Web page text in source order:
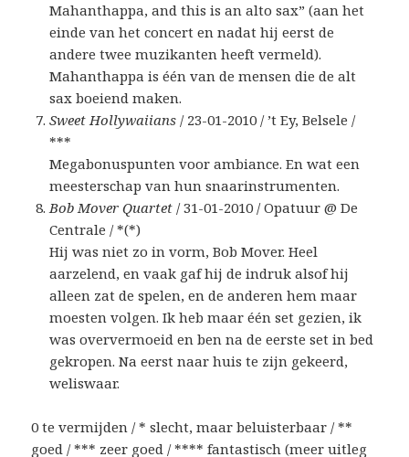
Mahanthappa, and this is an alto sax” (aan het
einde van het concert en nadat hij eerst de
andere twee muzikanten heeft vermeld).
Mahanthappa is één van de mensen die de alt
sax boeiend maken.
Sweet Hollywaiians / 23-01-2010 / ’t Ey, Belsele /
***
Megabonuspunten voor ambiance. En wat een
meesterschap van hun snaarinstrumenten.
Bob Mover Quartet / 31-01-2010 / Opatuur @ De
Centrale / *(*)
Hij was niet zo in vorm, Bob Mover. Heel
aarzelend, en vaak gaf hij de indruk alsof hij
alleen zat de spelen, en de anderen hem maar
moesten volgen. Ik heb maar één set gezien, ik
was oververmoeid en ben na de eerste set in bed
gekropen. Na eerst naar huis te zijn gekeerd,
weliswaar.
0 te vermijden / * slecht, maar beluisterbaar / **
goed / *** zeer goed / **** fantastisch (meeruitleg